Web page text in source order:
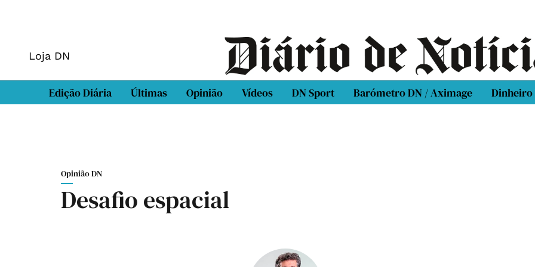
Loja DN
Edição Diária Últimas Opinião Vídeos DN Sport Barómetro DN / Aximage Dinheiro
Opinião DN
Desafio espacial